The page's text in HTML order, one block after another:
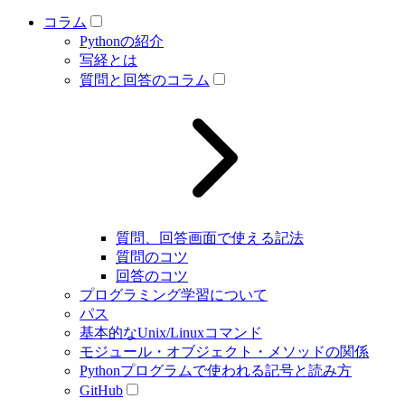
コラム
Pythonの紹介
写経とは
質問と回答のコラム
質問、回答画面で使える記法
質問のコツ
回答のコツ
プログラミング学習について
パス
基本的なUnix/Linuxコマンド
モジュール・オブジェクト・メソッドの関係
Pythonプログラムで使われる記号と読み方
GitHub